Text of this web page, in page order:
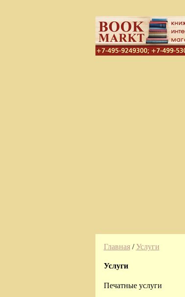
Главная/Услуги
Услуги
Печатные услуги